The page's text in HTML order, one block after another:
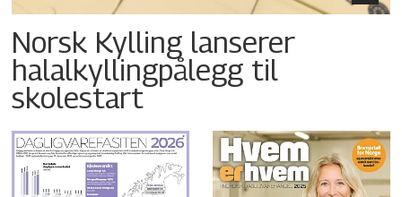
Norsk Kylling lanserer
halalkyllingpålegg til
skolestart